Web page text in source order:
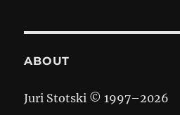
ABOUT
Juri Stotski © 1997–2026